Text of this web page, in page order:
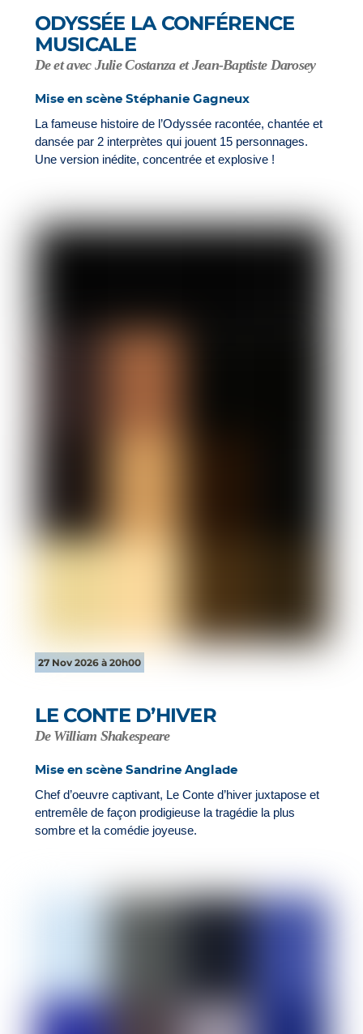
ODYSSÉE LA CONFÉRENCE
MUSICALE
De et avec Julie Costanza et Jean-Baptiste Darosey
Mise en scène Stéphanie Gagneux
La fameuse histoire de l’Odyssée racontée, chantée et
dansée par 2 interprètes qui jouent 15 personnages.
Une version inédite, concentrée et explosive !
27 Nov 2026 à 20h00
LE CONTE D’HIVER
De William Shakespeare
Mise en scène Sandrine Anglade
Chef d’oeuvre captivant, Le Conte d’hiver juxtapose et
entremêle de façon prodigieuse la tragédie la plus
sombre et la comédie joyeuse.